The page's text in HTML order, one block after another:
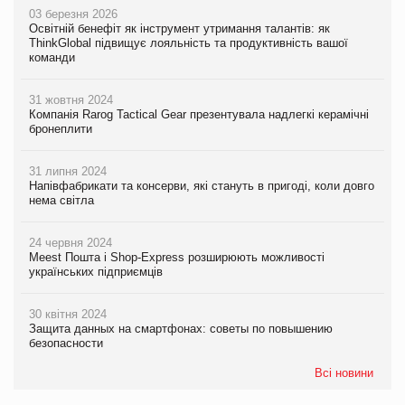
03 березня 2026
Освітній бенефіт як інструмент утримання талантів: як
ThinkGlobal підвищує лояльність та продуктивність вашої
команди
31 жовтня 2024
Компанія Rarog Tactical Gear презентувала надлегкі керамічні
бронеплити
31 липня 2024
Напівфабрикати та консерви, які стануть в пригоді, коли довго
нема світла
24 червня 2024
Meest Пошта і Shop-Express розширюють можливості
українських підприємців
30 квітня 2024
Защита данных на смартфонах: советы по повышению
безопасности
Всі новини